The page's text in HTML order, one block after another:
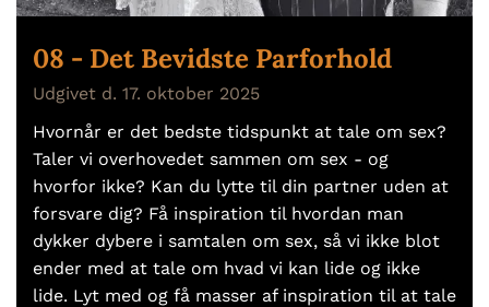
08 - Det Bevidste Parforhold
Udgivet d. 17. oktober 2025
Hvornår er det bedste tidspunkt at tale om sex?
Taler vi overhovedet sammen om sex - og
hvorfor ikke? Kan du lytte til din partner uden at
forsvare dig? Få inspiration til hvordan man
dykker dybere i samtalen om sex, så vi ikke blot
ender med at tale om hvad vi kan lide og ikke
lide. Lyt med og få masser af inspiration til at tale